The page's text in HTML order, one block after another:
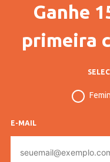
Ganhe
primeira
E-MAIL
mail